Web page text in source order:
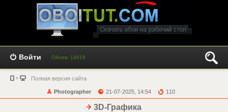
Войти Обоев: 14018
Полная версия сайта
Photographer 21-07-2025, 14:54 110
3D-Графика